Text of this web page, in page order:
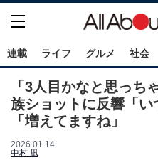
連載 ライフ グルメ 社会
「3人目かなと思っち
族ショットに反響「い
「増えてますね」
2026.01.14
中村 凪